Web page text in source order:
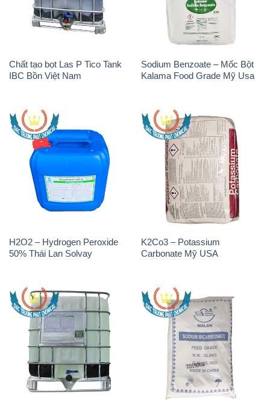
Chất tạo bọt Las P Tico Tank
IBC Bồn Việt Nam
Sodium Benzoate – Mốc Bột
Kalama Food Grade Mỹ Usa
H2O2 – Hydrogen Peroxide
50% Thái Lan Solvay
K2Co3 – Potassium
Carbonate Mỹ USA